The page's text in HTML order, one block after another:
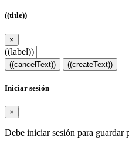
((title))
×
((label))
((cancelText)) ((createText))
Iniciar sesión
×
Debe iniciar sesión para guardar